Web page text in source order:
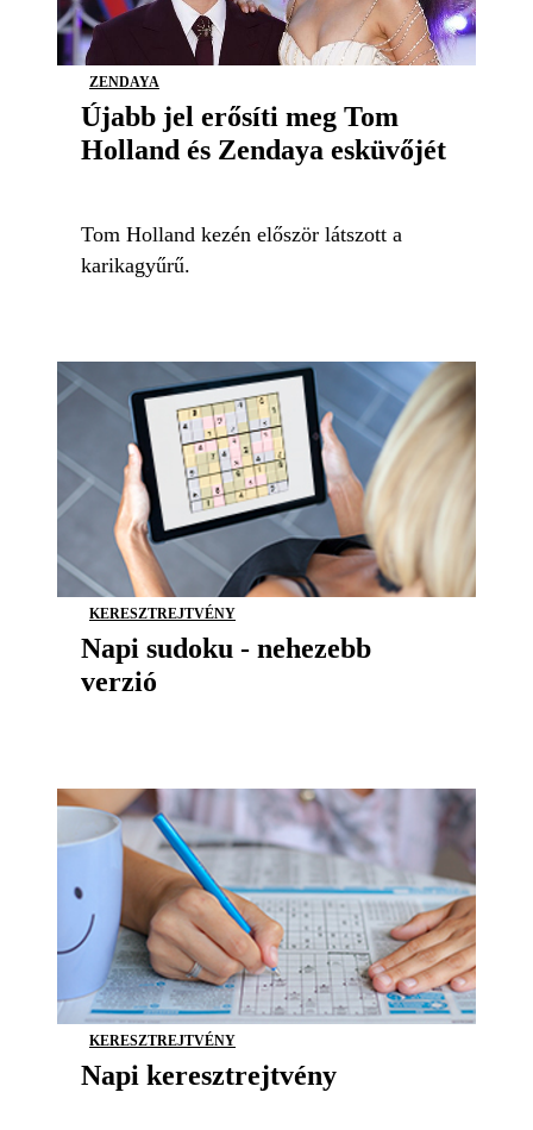
ZENDAYA
Újabb jel erősíti meg Tom
Holland és Zendaya esküvőjét
Tom Holland kezén először látszott a
karikagyűrű.
KERESZTREJTVÉNY
Napi sudoku - nehezebb
verzió
KERESZTREJTVÉNY
Napi keresztrejtvény